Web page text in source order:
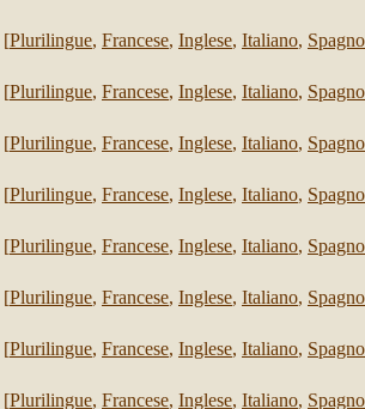
[Plurilingue, Francese, Inglese, Italiano,
[Plurilingue, Francese, Inglese, Italiano,
[Plurilingue, Francese, Inglese, Italiano,
[Plurilingue, Francese, Inglese, Italiano,
[Plurilingue, Francese, Inglese, Italiano,
[Plurilingue, Francese, Inglese, Italiano,
[Plurilingue, Francese, Inglese, Italiano,
[Plurilingue, Francese, Inglese, Italiano,